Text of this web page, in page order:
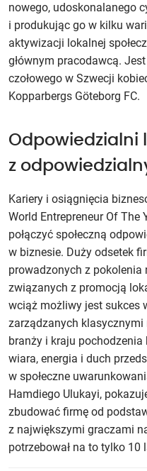
nowego, udoskonalanego
i produkując go w kilku
aktywizacji lokalnej
głównym pracodawcą.
czołowego w Szwecji
Kopparbergs Göteborg FC.
Odpowiedzialni
z
Kariery i osiągnięcia
World Entrepreneur Of The
połączyć społeczną
w biznesie. Duży odsetek
prowadzonych z pokolenia
związanych z promocją
wciąż możliwy jest sukces
zarządzanych klasycznymi
branży i kraju
wiara, energia i duch
w społeczne
Hamdiego Ulukayi,
zbudować firmę od
z największymi graczami
potrzebował na to tylko 10